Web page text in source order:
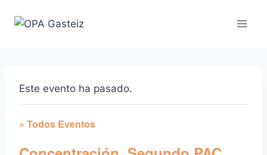
Este evento ha pasado.
« Todos Eventos